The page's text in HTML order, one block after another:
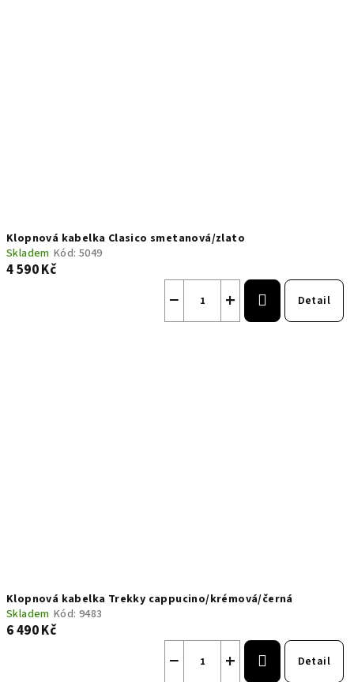
Klopnová kabelka Clasico smetanová/zlato
Skladem Kód: 5049
4 590 Kč
+
− Detail
Klopnová kabelka Trekky cappucino/krémová/černá
Skladem Kód: 9483
6 490 Kč
+
− Detail